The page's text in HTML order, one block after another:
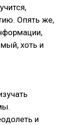
Опять же,
хоть и
и